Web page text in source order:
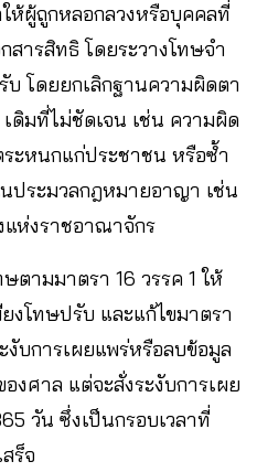
ห้ผู้ถูกหลอกลวงหรือบุคคลที่
ารสิทธิ โดยระวางโทษจำ
โดยยกเลิกฐานความผิดตา
ดิมที่ไม่ชัดเจน เช่น ความผิด
ะหนกแก่ประชาชน หรือซ้ำ
ประมวลกฎหมายอาญา เช่น
แห่งราชอาณาจักร
ามมาตรา 16 วรรค 1 ให้
งโทษปรับ และแก้ไขมาตรา
บการเผยแพร่หรือลบข้อมูล
งศาล แต่จะสั่งระงับการเผย
วัน ซึ่งเป็นกรอบเวลาที่
ร็จ